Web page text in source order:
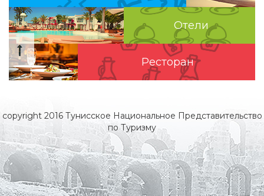
Отели
Pесторан
copyright 2016 Тунисское Национальное Представительство
по Туризму